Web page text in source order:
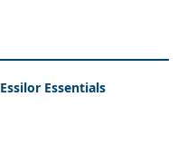
Essentials